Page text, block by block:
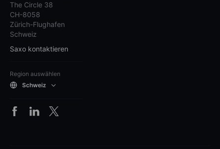
The Circle 38
CH-8058
Zürich-Flughafen
Schweiz
Saxo kontaktieren
Region auswählen
Schweiz